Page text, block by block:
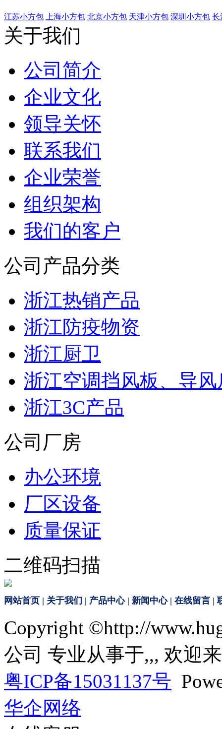
江苏小方包 上海小方包 北京小方包 天津小方包 深圳小方包 长
关于我们
公司简介
企业文化
领导关怀
联系我们
企业荣誉
组织架构
我们的客户
公司产品分类
浙江热销产品
浙江防疫物资
浙江厨卫
浙江空调挡风板、导
浙江3C产品
公司厂房
办公环境
厂区设备
质量保证
二维码扫描
网站首页 | 关于我们 | 产品中心| 新闻中心| 在线留言 |
Copyright ©http://
公司 专业从事于,,, 欢迎
粤ICP备15031137号
华企网络